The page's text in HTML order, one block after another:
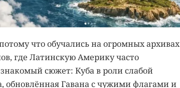
что обучались на огромных архивах
где Латинскую Америку часто
сюжет: Куба в роли слабой
обновлённая Гавана с чужими флагами и